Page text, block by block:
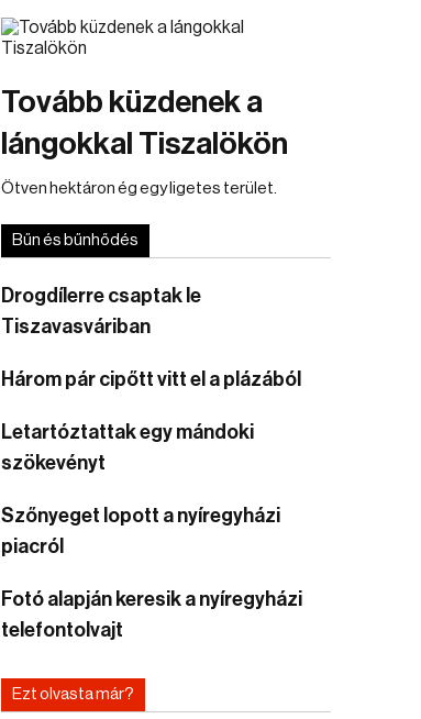
Tovább küzdenek a
lángokkal Tiszalökön
Ötven hektáron ég egy ligetes terület.
Bűn és bűnhődés
Drogdílerre csaptak le
Tiszavasváriban
Három pár cipőtt vitt el a plázából
Letartóztattak egy mándoki
szökevényt
Szőnyeget lopott a nyíregyházi
piacról
Fotó alapján keresik a nyíregyházi
telefontolvajt
Ezt olvasta már?